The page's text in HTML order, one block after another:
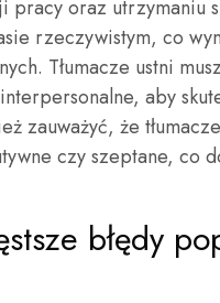
pracy oraz utrzymaniu
rzeczywistym, co
Tłumacze ustni
aby
zauważyć, że
czy szeptane, co
błędy